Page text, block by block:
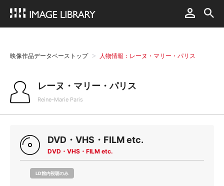
映像作品データベーストップ 人物情報：レーヌ・マリー・パリス
レーヌ・マリー・パリス
Reine-Marie Paris
DVD・VHS・FILM etc.
DVD・VHS・FILM etc.
LD館内視聴のみ